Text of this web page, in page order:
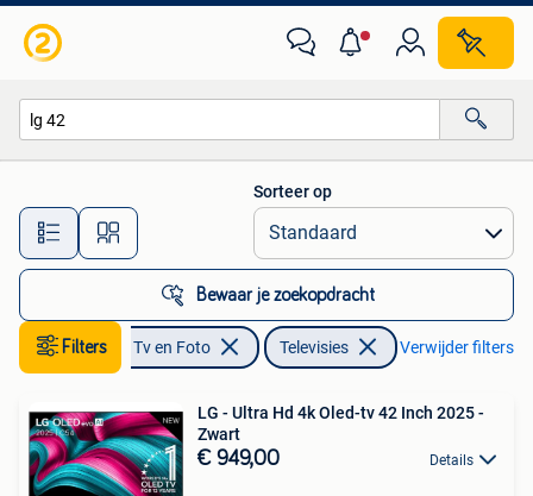
Alle afstanden…
Sorteer op
Bewaar je zoekopdracht
FiltersAudio, Tv en Foto Televisies Verwijder filters
LG - Ultra Hd 4k Oled-tv 42 Inch 2025 -
Zwart
€ 949,00 Details